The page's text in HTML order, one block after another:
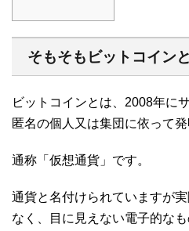
そもそもビットコイン
ビットコインとは、2008年に
匿名の個人又は集団に依って発
通称「仮想通貨」です。
通貨と名付けられていますが
なく、目に見えない電子的なも